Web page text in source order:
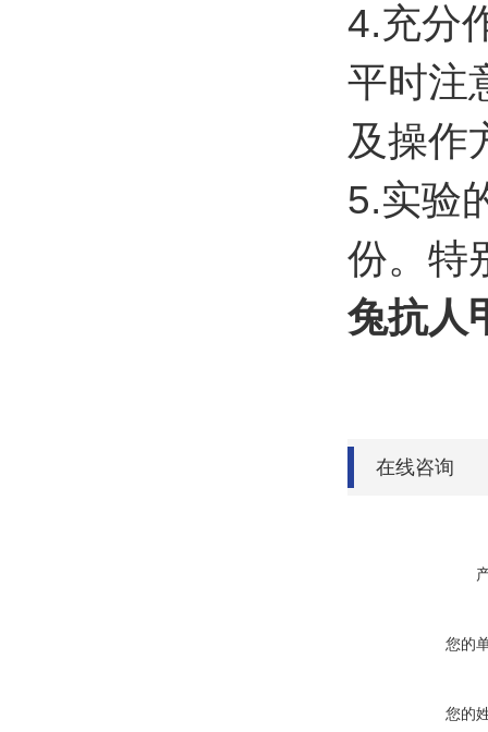
4.充分
平时注
及操作
5.实验
份。特
兔抗人
在线咨询
您的
您的